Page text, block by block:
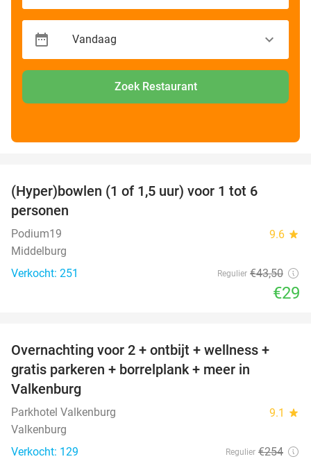
Zoek Restaurant
(Hyper)bowlen (1 of 1,5 uur) voor 1 tot 6
personen
Podium19 9.6 star
Middelburg
Verkocht: 251
Regulier €43,50
€29
33%
Overnachting voor 2 + ontbijt + wellness +
gratis parkeren + borrelplank + meer in
Valkenburg
Parkhotel Valkenburg 9.1 star
Valkenburg
Verkocht: 129
Regulier €254